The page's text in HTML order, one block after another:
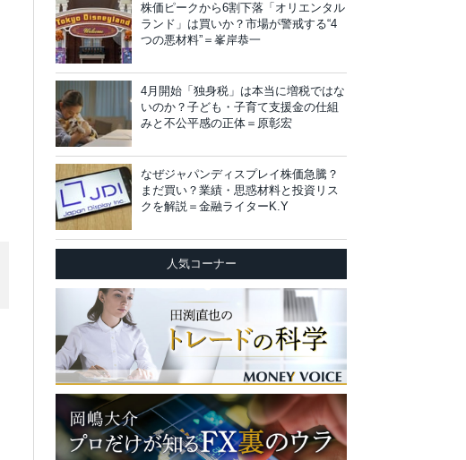
株価ピークから6割下落「オリエンタル
ランド」は買いか？市場が警戒する“4
つの悪材料”＝峯岸恭一
4月開始「独身税」は本当に増税ではな
いのか？子ども・子育て支援金の仕組
みと不公平感の正体＝原彰宏
なぜジャパンディスプレイ株価急騰？
まだ買い？業績・思惑材料と投資リス
クを解説＝金融ライターK.Y
人気コーナー